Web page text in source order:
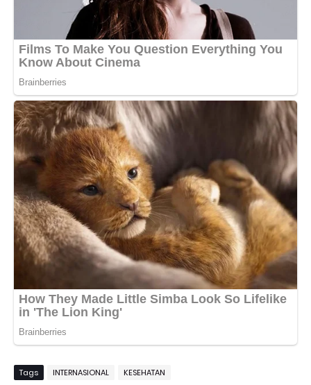
Tags INTERNASIONAL KESEHATAN